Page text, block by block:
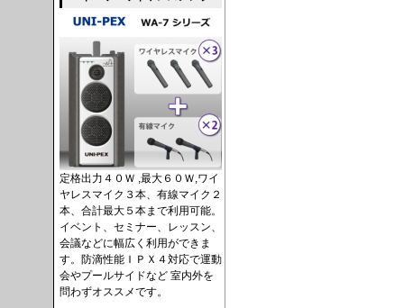
定格出力４０Ｗ ,最大６０Ｗ,ワイ
ヤレスマイク３本、有線マイク２
本、合計最大５本まで利用可能。
イベント、セミナー、レッスン、
会議などに幅広く利用ができま
す。防滴性能ＩＰＸ４対応で運動
会やプールサイドなど 室内外を
問わずオススメです。